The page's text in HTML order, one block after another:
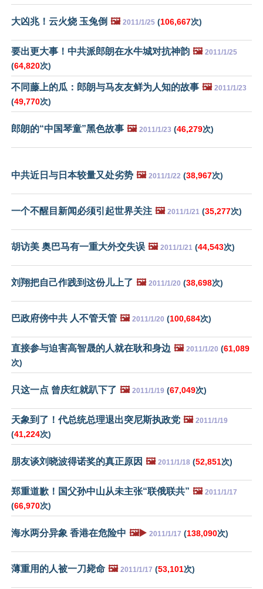
大凶兆！云火烧 玉兔倒 🖼️ 2011/1/25 (106,667次)
要出更大事！中共派郎朗在水牛城对抗神韵 🖼️ 2011/1/25
(64,820次)
不同藤上的瓜：郎朗与马友友鲜为人知的故事 🖼️ 2011/1/23
(49,770次)
郎朗的“中国琴童”黑色故事 🖼️ 2011/1/23 (46,279次)
中共近日与日本较量又处劣势 🖼️ 2011/1/22 (38,967次)
一个不醒目新闻必须引起世界关注 🖼️ 2011/1/21 (35,277次)
胡访美 奥巴马有一重大外交失误 🖼️ 2011/1/21 (44,543次)
刘翔把自己作践到这份儿上了 🖼️ 2011/1/20 (38,698次)
巴政府傍中共 人不管天管 🖼️ 2011/1/20 (100,684次)
直接参与迫害高智晟的人就在耿和身边 🖼️ 2011/1/20 (61,089
次)
只这一点 曾庆红就趴下了 🖼️ 2011/1/19 (67,049次)
天象到了！代总统总理退出突尼斯执政党 🖼️ 2011/1/19
(41,224次)
朋友谈刘晓波得诺奖的真正原因 🖼️ 2011/1/18 (52,851次)
郑重道歉！国父孙中山从未主张“联俄联共” 🖼️ 2011/1/17
(66,970次)
海水两分异象 香港在危险中 🖼️▶️ 2011/1/17 (138,090次)
薄重用的人被一刀毙命 🖼️ 2011/1/17 (53,101次)